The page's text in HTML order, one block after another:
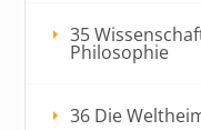
35
Philosophie
36 Die